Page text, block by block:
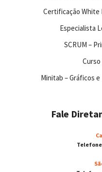
Certificação White
Especialista
SCRUM –
Minitab – Gráficos
Fale